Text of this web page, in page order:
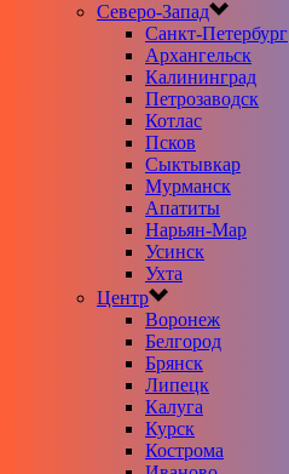
Северо-Запад
Санкт-Петербург
Архангельск
Калининград
Петрозаводск
Котлас
Псков
Сыктывкар
Мурманск
Апатиты
Нарьян-Мар
Усинск
Ухта
Центр
Воронеж
Белгород
Брянск
Липецк
Калуга
Курск
Кострома